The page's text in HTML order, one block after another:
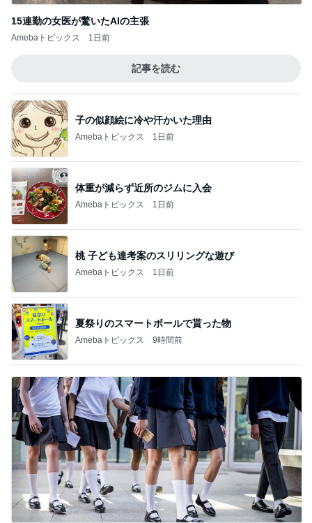
15連勤の女医が驚いたAIの主張
Amebaトピックス 1日前
記事を読む
子の似顔絵に冷や汗かいた理由
Amebaトピックス 1日前
体重が減らず近所のジムに入会
Amebaトピックス 1日前
桃 子ども達考案のスリリングな遊び
Amebaトピックス 1日前
夏祭りのスマートボールで貰った物
Amebaトピックス 9時間前